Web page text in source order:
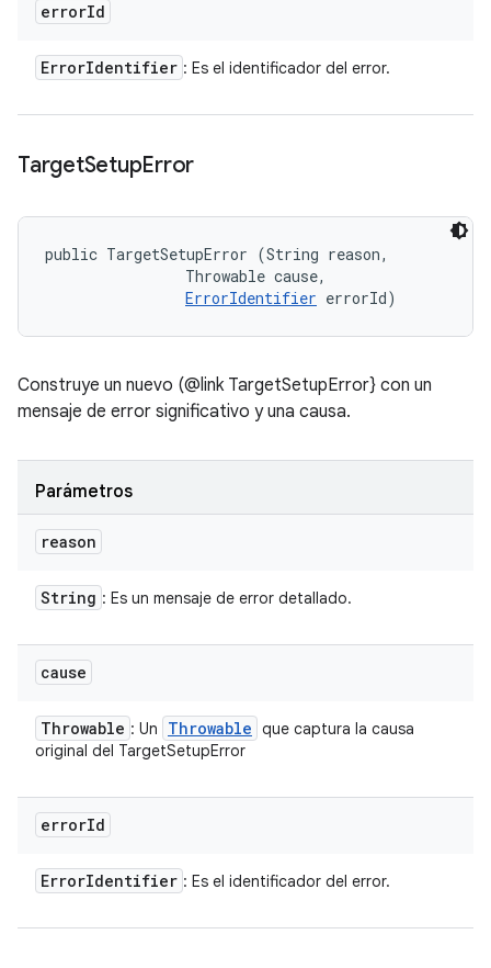
errorId
ErrorIdentifier : Es el identificador del error.
TargetSetupError
public TargetSetupError (String reason,
                Throwable cause,
ErrorIdentifier errorId)
Construye un nuevo (@link TargetSetupError} con un
mensaje de error significativo y una causa.
Parámetros
reason
String : Es un mensaje de error detallado.
cause
Throwable : Un Throwable que captura la causa
original del TargetSetupError
errorId
ErrorIdentifier : Es el identificador del error.